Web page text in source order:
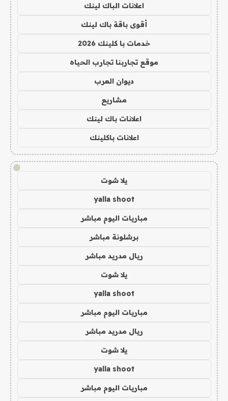
اعلانات الباك لينك
أقوى باقة باك لينك
خدمات با كلينك 2026
موقع تجاربنا تجارب الحياه
ديوان العرب
مشاريع
اعلانات باك لينك
اعلانات باكلينك
!
يلا شوت
yalla shoot
مباريات اليوم مباشر
برشلونة مباشر
ريال مدريد مباشر
يلا شوت
yalla shoot
مباريات اليوم مباشر
ريال مدريد مباشر
يلا شوت
yalla shoot
مباريات اليوم مباشر